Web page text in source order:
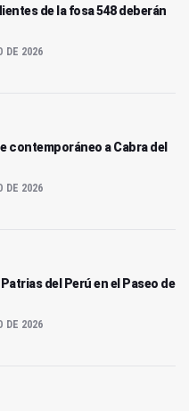
de la fosa 548 deberán
DE 2026
contemporáneo a Cabra del
DE 2026
del Perú en el Paseo de
DE 2026